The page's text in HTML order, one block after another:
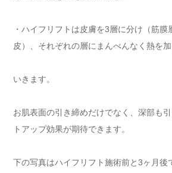
・ハイフリフトは皮膚を3層に分け（筋膜
皮）、それぞれの層にまんべんなく熱を
いきます。
お肌表面の引き締めだけでなく、深部も
トアップ効果が期待できます。
下の写真はハイフリフト施術前と3ヶ月後